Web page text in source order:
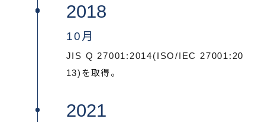
2018
10月
JIS Q 27001:2014(ISO/IEC 27001:20
13)を取得。
2021